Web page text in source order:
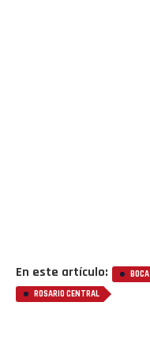
En este artículo: BOCA
ROSARIO CENTRAL